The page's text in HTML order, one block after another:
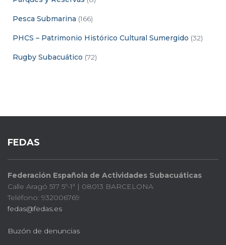
Pesca Submarina (166)
PHCS – Patrimonio Histórico Cultural Sumergido (32)
Rugby Subacuático (72)
FEDAS
Federación Española de Actividades Subacuáticas
Calle Aragó 517 5º-1ª | 08013 BARCELONA
Teléfono: 932006769
fedas@fedas.es
Buzón de denuncias